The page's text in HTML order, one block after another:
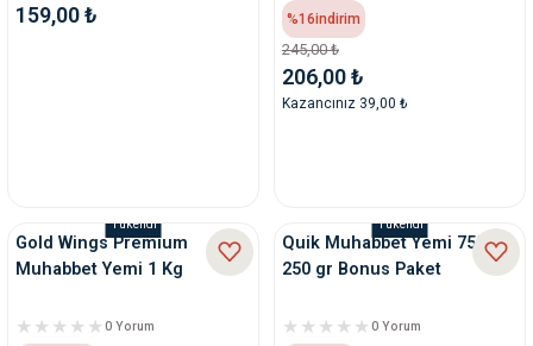
159,00 ₺ %16indirim
245,00 ₺
206,00 ₺
Kazancınız 39,00 ₺
Tükendi
Gold Wings Premium
Muhabbet Yemi 1 Kg
0 Yorum
Tükendi
Quik Muhabbet Yemi 750 +
250 gr Bonus Paket
0 Yorum